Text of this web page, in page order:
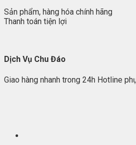
Sản phẩm, hàng hóa chính hãng
Thanh toán tiện lợi
Dịch Vụ Chu Đáo
Giao hàng nhanh trong 24h Hotline